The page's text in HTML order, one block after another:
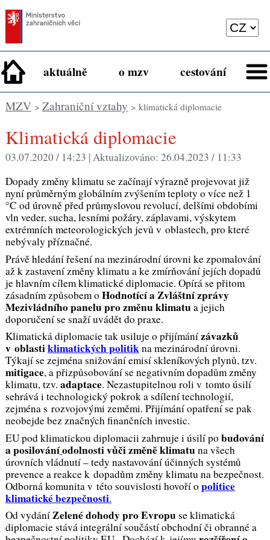
aktuálně o mzv cestování
MZV> Zahraniční vztahy > klimatická diplomacie
klimatická diplomacie
03.07.2020 / 14:23 |Aktualizováno: 26.04.2023 / 11:33
Dopady změny klimatu se začínají výrazně projevovat již
nyní průměrným globálním zvýšením teploty o více než 1
°C od úrovně před průmyslovou revolucí, delšími obdobími
vln veder, sucha, lesními požáry, záplavami, výskytem
extrémních meteorologických jevů v oblastech, pro které
nebývaly příznačné.
Právě hledání řešení na mezinárodní úrovni ke zpomalování
až k zastavení změny klimatu a ke zmírňování jejích dopadů
je hlavním cílem klimatické diplomacie. Opírá se přitom
zásadním způsobem o Hodnotící a Zvláštní zprávy
Mezivládního panelu pro změnu klimatua jejich
doporučení se snaží uvádět do praxe.
Klimatická diplomacie tak usiluje o přijímánízávazků
v oblastiklimatických politikna mezinárodní úrovni.
Týkají se zejména snižování emisí skleníkových plynů, tzv.
mitigace, a přizpůsobování se negativním dopadům změny
klimatu, tzv. adaptace. Nezastupitelnou roli v tomto úsilí
sehrává i technologický pokrok a sdílení technologií,
zejména s rozvojovými zeměmi. Přijímání opatření se pak
neobejde bez značných finančních investic.
EU pod klimatickou diplomacii zahrnuje i úsilí po budování
a posilováníodolnosti vůči změně klimatuna všech
úrovních vládnutí – tedy nastavování účinných systémů
prevence a reakce k dopadům změny klimatu na bezpečnost.
Odborná komunita v této souvislosti hovoří o politice
klimatické bezpečnosti.
Od vydáníZelené dohody pro Evropuse klimatická
diplomacie stává integrální součástí obchodní či obranné a